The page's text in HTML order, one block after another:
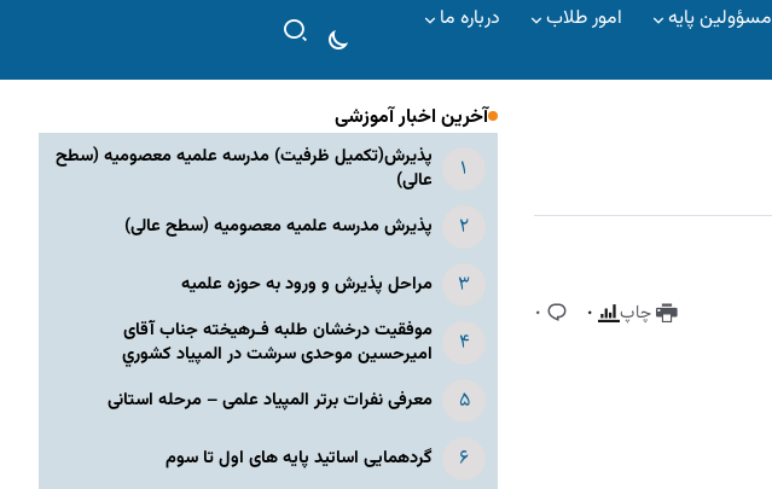
مسؤولین پایه امور طلاب درباره ما
چاپ ۰ ۰
آخرین اخبار آموزشی
پذیرش(تکمیل ظرفیت) مدرسه علمیه معصومیه‌ (سطح
عالی)
پذیرش مدرسه علمیه معصومیه‌ (سطح عالی)
مراحل پذیرش و ورود به حوزه علمیه
موفقیت درخشان طلبه فـرهیخته جناب آقای
امیرحسین موحدی سرشت در المپياد كشوري
معرفی نفرات برتر المپیاد علمی – مرحله استانی
گردهمایی اساتید پایه های اول تا سوم